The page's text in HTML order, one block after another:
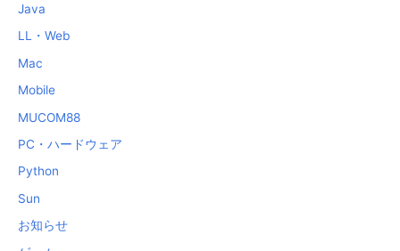
Java
LL・Web
Mac
Mobile
MUCOM88
PC・ハードウェア
Python
Sun
お知らせ